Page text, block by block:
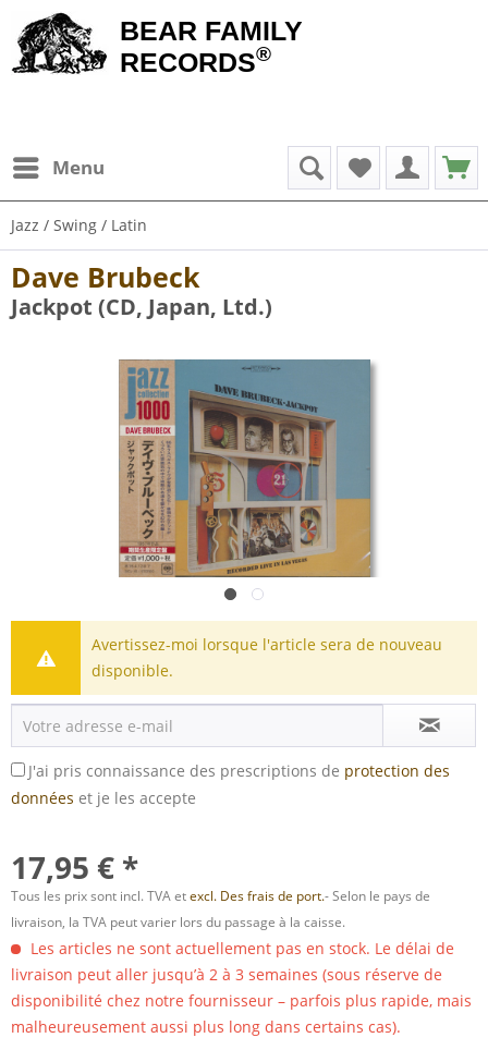
BEAR FAMILY
RECORDS®
Menu
Jazz / Swing / Latin
Dave Brubeck
Jackpot (CD, Japan, Ltd.)
Avertissez-moi lorsque l'article sera de nouveau
disponible.
J'ai pris connaissance des prescriptions de protection des
données et je les accepte
17,95 € *
Tous les prix sont incl. TVA etexcl. Des frais de port.- Selon le pays de
livraison, la TVA peut varier lors du passage à la caisse.
Les articles ne sont actuellement pas en stock. Le délai de
livraison peut aller jusqu’à 2 à 3 semaines (sous réserve de
disponibilité chez notre fournisseur – parfois plus rapide, mais
malheureusement aussi plus long dans certains cas).